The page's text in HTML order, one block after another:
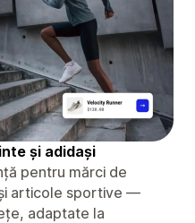
și adidași
pentru mărci de
articole sportive —
adaptate la